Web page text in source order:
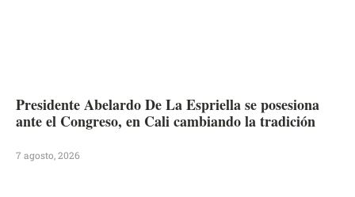
Presidente Abelardo De La Espriella se posesiona
ante el Congreso, en Cali cambiando la tradición
7 agosto, 2026